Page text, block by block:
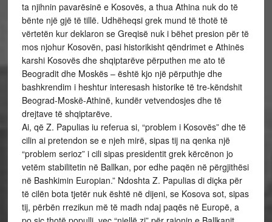
ta njihnin pavarësinë e Kosovës, a thua Athina nuk do të
bënte një gjë të tillë. Udhëheqsi grek mund të thotë të
vërtetën kur deklaron se Greqisë nuk i bëhet presion për të
mos njohur Kosovën, pasi historikisht qëndrimet e Athinës
karshi Kosovës dhe shqiptarëve përputhen me ato të
Beogradit dhe Moskës – është kjo një përputhje dhe
bashkrendim i heshtur interesash historike të tre-këndshit
Beograd-Moskë-Athinë, kundër vetvendosjes dhe të
drejtave të shqiptarëve.
Ai, që Z. Papulias iu referua si, “problem i Kosovës” dhe të
cilin ai pretendon se e njeh mirë, sipas tij na qenka një
“problem serioz” i cili sipas presidentit grek kërcënon jo
vetëm stabilitetin në Ballkan, por edhe paqën në përgjithësi
në Bashkimin Europian.” Ndoshta Z. Papulias di diçka për
të cilën bota tjetër nuk është në dijeni, se Kosova sot, sipas
tij, përbën rrezikun më të madh ndaj paqës në Europë, a